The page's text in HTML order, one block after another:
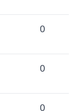
0
0
0